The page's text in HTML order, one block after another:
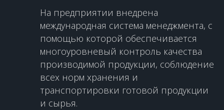
На предприятии внедрена
международная система менеджмента, с
помощью которой обеспечивается
многоуровневый контроль качества
производимой продукции, соблюдение
всех норм хранения и
транспортировки готовой продукции
и сырья.